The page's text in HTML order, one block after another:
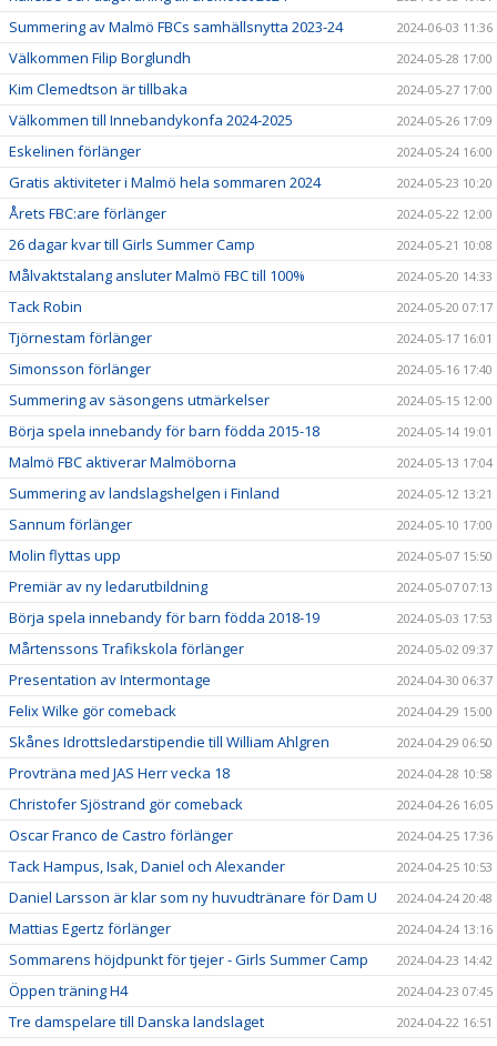
Summering av Malmö FBCs samhällsnytta 2023-24 2024-06-03 11:36
Välkommen Filip Borglundh 2024-05-28 17:00
Kim Clemedtson är tillbaka 2024-05-27 17:00
Välkommen till Innebandykonfa 2024-2025 2024-05-26 17:09
Eskelinen förlänger 2024-05-24 16:00
Gratis aktiviteter i Malmö hela sommaren 2024 2024-05-23 10:20
Årets FBC:are förlänger 2024-05-22 12:00
26 dagar kvar till Girls Summer Camp 2024-05-21 10:08
Målvaktstalang ansluter Malmö FBC till 100% 2024-05-20 14:33
Tack Robin 2024-05-20 07:17
Tjörnestam förlänger 2024-05-17 16:01
Simonsson förlänger 2024-05-16 17:40
Summering av säsongens utmärkelser 2024-05-15 12:00
Börja spela innebandy för barn födda 2015-18 2024-05-14 19:01
Malmö FBC aktiverar Malmöborna 2024-05-13 17:04
Summering av landslagshelgen i Finland 2024-05-12 13:21
Sannum förlänger 2024-05-10 17:00
Molin flyttas upp 2024-05-07 15:50
Premiär av ny ledarutbildning 2024-05-07 07:13
Börja spela innebandy för barn födda 2018-19 2024-05-03 17:53
Mårtenssons Trafikskola förlänger 2024-05-02 09:37
Presentation av Intermontage 2024-04-30 06:37
Felix Wilke gör comeback 2024-04-29 15:00
Skånes Idrottsledarstipendie till William Ahlgren 2024-04-29 06:50
Provträna med JAS Herr vecka 18 2024-04-28 10:58
Christofer Sjöstrand gör comeback 2024-04-26 16:05
Oscar Franco de Castro förlänger 2024-04-25 17:36
Tack Hampus, Isak, Daniel och Alexander 2024-04-25 10:53
Daniel Larsson är klar som ny huvudtränare för Dam U 2024-04-24 20:48
Mattias Egertz förlänger 2024-04-24 13:16
Sommarens höjdpunkt för tjejer - Girls Summer Camp 2024-04-23 14:42
Öppen träning H4 2024-04-23 07:45
Tre damspelare till Danska landslaget 2024-04-22 16:51